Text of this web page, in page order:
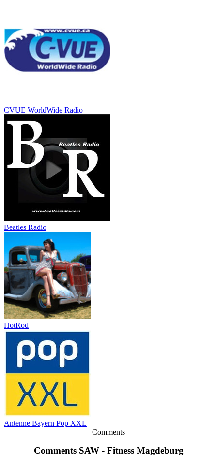
CVUE WorldWide Radio
Beatles Radio
HotRod
Antenne Bayern Pop XXL
Comments
Comments SAW - Fitness Magdeburg